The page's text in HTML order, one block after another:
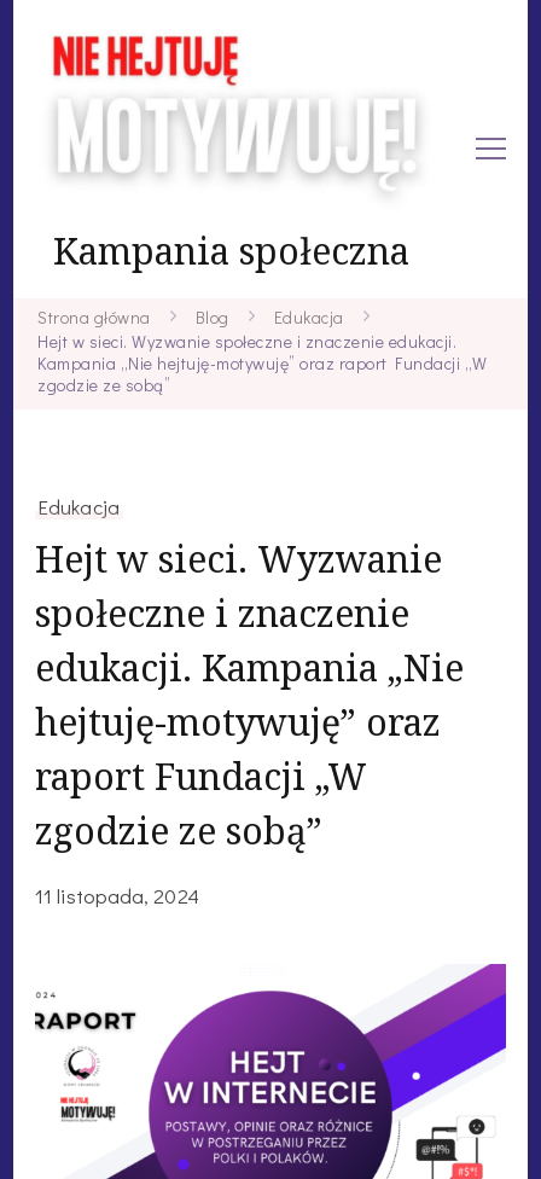
Kampania społeczna
Strona główna Blog
Edukacja
Hejt w sieci. Wyzwanie społeczne i znaczenie edukacji.
Kampania „Nie hejtuję-motywuję” oraz raport Fundacji „W
zgodzie ze sobą”
Edukacja
Hejt w sieci. Wyzwanie
społeczne i znaczenie
edukacji. Kampania „Nie
hejtuję-motywuję” oraz
raport Fundacji „W
zgodzie ze sobą”
11 listopada, 2024